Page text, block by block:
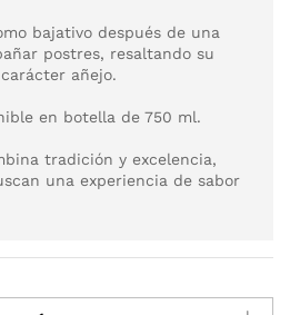
bajativo después de una
postres, resaltando su
añejo.
en botella de 750 ml.
tradición y excelencia,
una experiencia de sabor